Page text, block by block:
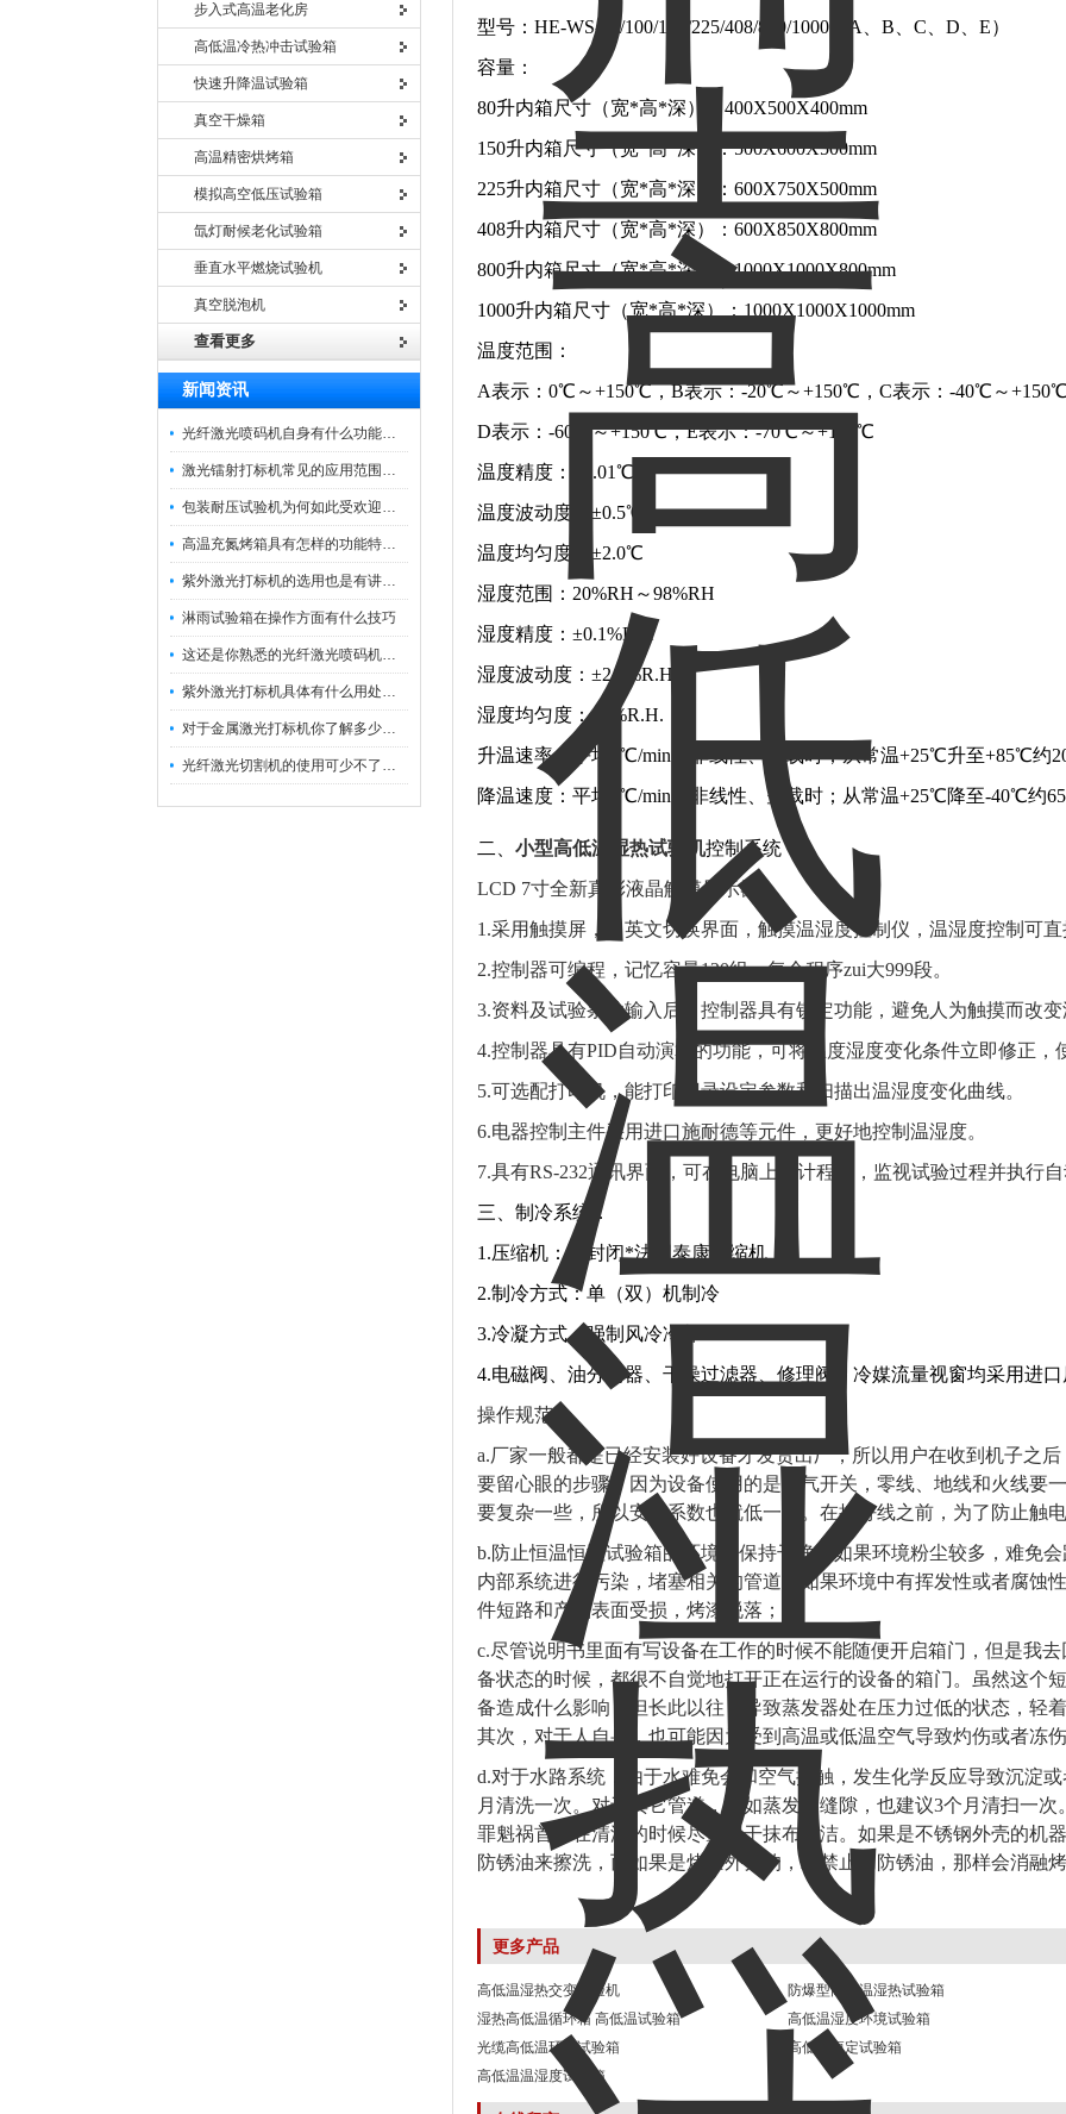
步入式高温老化房
高低温冷热冲击试验箱
快速升降温试验箱
真空干燥箱
高温精密烘烤箱
模拟高空低压试验箱
氙灯耐候老化试验箱
垂直水平燃烧试验机
真空脱泡机
查看更多
新闻资讯
光纤激光喷码机自身有什么功能？不妨看看下文
激光镭射打标机常见的应用范围如下
包装耐压试验机为何如此受欢迎呢？
高温充氮烤箱具有怎样的功能特点呢？
紫外激光打标机的选用也是有讲究的
淋雨试验箱在操作方面有什么技巧
这还是你熟悉的光纤激光喷码机吗？
紫外激光打标机具体有什么用处呢？
对于金属激光打标机你了解多少呢？
光纤激光切割机的使用可少不了以下步骤
型号：HE-WS-80/100/150/225/408/800/1000（A、B、C、D、E）
容量：
80升内箱尺寸（宽*高*深）：400X500X400mm
150升内箱尺寸（宽*高*深）：500X600X500mm
225升内箱尺寸（宽*高*深）：600X750X500mm
408升内箱尺寸（宽*高*深）：600X850X800mm
800升内箱尺寸（宽*高*深）：1000X1000X800mm
1000升内箱尺寸（宽*高*深）：1000X1000X1000mm
温度范围：
A表示：0℃～+150℃，B表示：-20℃～+150℃，C表示：-40℃～
D表示：-60℃～+150℃，E表示：-70℃～+150℃
温度精度：±0.01℃
温度波动度：±0.5℃
温度均匀度：±2.0℃
湿度范围：20%RH～98%RH
湿度精度：±0.1%R.H
湿度波动度：±2.0%R.H.
湿度均匀度：±3%R.H.
升温速率：平均3℃/min（非线性、空载时；从常温+25℃升至+85℃约
降温速度：平均1℃/min（非线性、空载时；从常温+25℃降至-40℃约
二、 小型高低温湿热试验机控制系统：
LCD 7寸全新真彩液晶触摸显示器
1.采用触摸屏，中英文切换界面，触摸温湿度控制仪，温湿度控制可
2.控制器可编程，记忆容量120组，每个程序zui大999段。
3.资料及试验条件输入后，控制器具有锁定功能，避免人为触摸而改
4.控制器具有PID自动演算的功能，可将温度湿度变化条件立即修正，
5.可选配打印机，能打印记录设定参数和扫描出温湿度变化曲线。
6.电器控制主件采用进口施耐德等元件，更好地控制温湿度。
7.具有RS-232通讯界面，可在电脑上设计程式，监视试验过程并执行
三、制冷系统：
1.压缩机：全封闭*法国泰康压缩机
2.制冷方式：单（双）机制冷
3.冷凝方式：强制风冷冷却
4.电磁阀、油分离器、干燥过滤器、修理阀、冷媒流量视窗均采用进
操作规范
a.厂家一般都是已经安装好设备才发货出厂，所以用户在收到机子之
要留心眼的步骤。因为设备使用的是空气开关，零线、地线和火线要
要复杂一些，所以安全系数也就低一些。在接好线之前，为了防止触
b.防止恒温恒湿试验箱的环境要保持干净。如果环境粉尘较多，难免
内部系统进行污染，堵塞相关的管道。如果环境中有挥发性或者腐蚀
件短路和产品表面受损，烤漆脱落；
c.尽管说明书里面有写设备在工作的时候不能随便开启箱门，但是我
备状态的时候，都很不自觉地打开正在运行的设备的箱门。虽然这个
备造成什么影响，但长此以往，导致蒸发器处在压力过低的状态，轻
其次，对于人自身，也可能因为受到高温或低温空气导致灼伤或者冻
d.对于水路系统，由于水难免会和空气接触，发生化学反应导致沉淀
月清洗一次。对于其它管道，例如蒸发器缝隙，也建议3个月清扫一
罪魁祸首。在清洁的时候尽量用干抹布清洁。如果是不锈钢外壳的机
防锈油来擦洗，而如果是烤漆外壳的，就禁止用防锈油，那样会消融
更多产品
高低温湿热交变试验机
防爆型高低温湿热试验箱
湿热高低温循环箱 高低温试验箱
高低温湿度环境试验箱
光缆高低温环境试验箱
高低温恒定试验箱
高低温温湿度试验箱